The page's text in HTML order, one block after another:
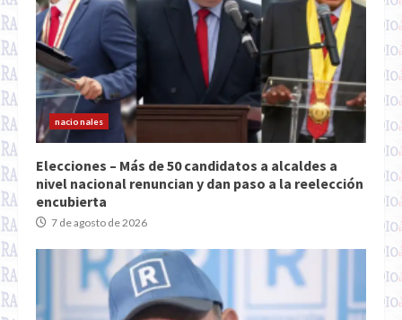
nacionales
Elecciones – Más de 50 candidatos a alcaldes a
nivel nacional renuncian y dan paso a la reelección
encubierta
7 de agosto de 2026